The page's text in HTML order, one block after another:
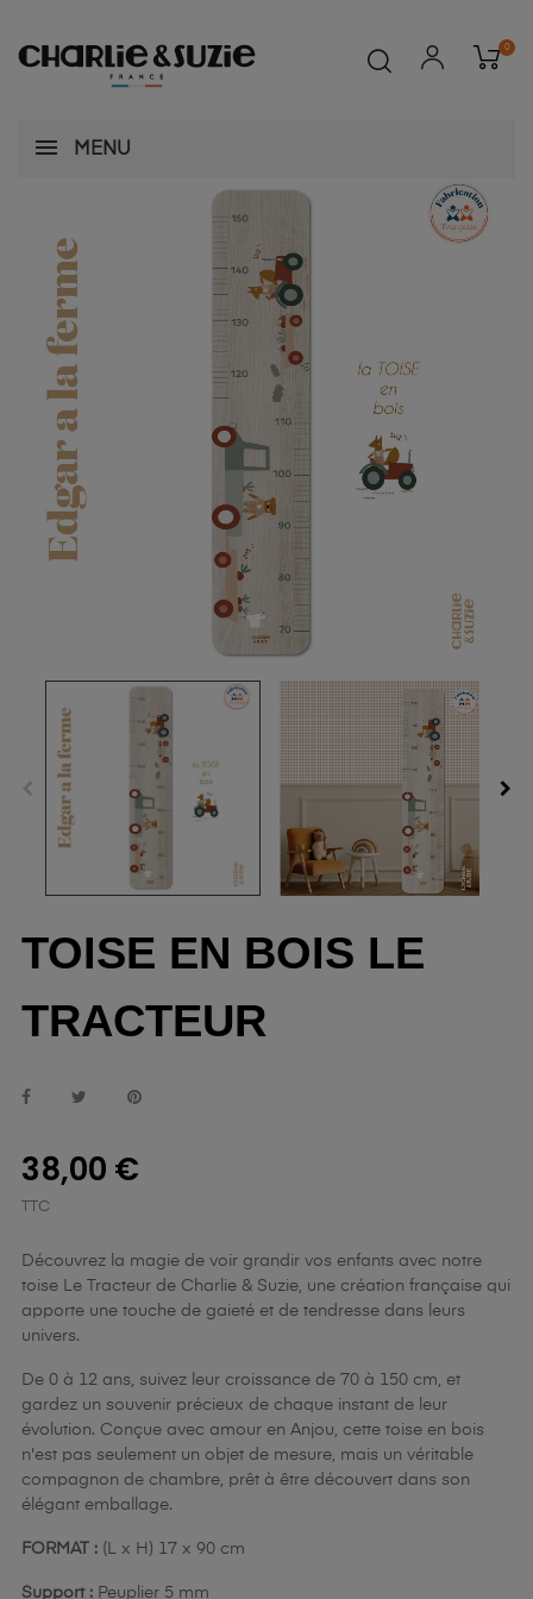
0
MENU
TOISE EN BOIS LE
TRACTEUR
38,00 €
TTC
Découvrez la magie de voir grandir vos enfants avec notre
toise Le Tracteur de Charlie & Suzie, une création française qui
apporte une touche de gaieté et de tendresse dans leurs
univers.
De 0 à 12 ans, suivez leur croissance de 70 à 150 cm, et
gardez un souvenir précieux de chaque instant de leur
évolution. Conçue avec amour en Anjou, cette toise en bois
n'est pas seulement un objet de mesure, mais un véritable
compagnon de chambre, prêt à être découvert dans son
élégant emballage.
FORMAT : (L x H) 17 x 90 cm
Support : Peuplier 5 mm